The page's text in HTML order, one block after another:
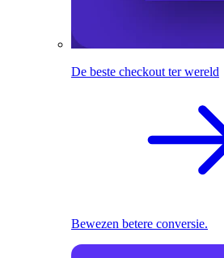
De beste checkout ter wereld
Bewezen betere conversie.